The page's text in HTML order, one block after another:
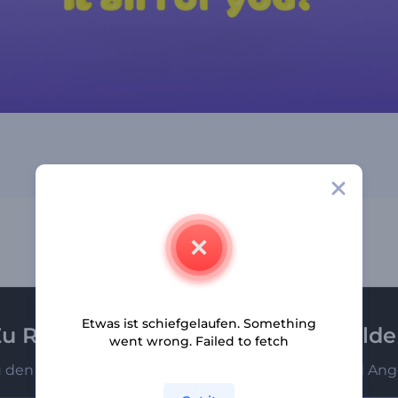
Renderforest-Newsletter
den Ersten, die unsere neuesten Nachrichten und
Etwas ist schiefgelaufen. Something
went wrong. Failed to fetch